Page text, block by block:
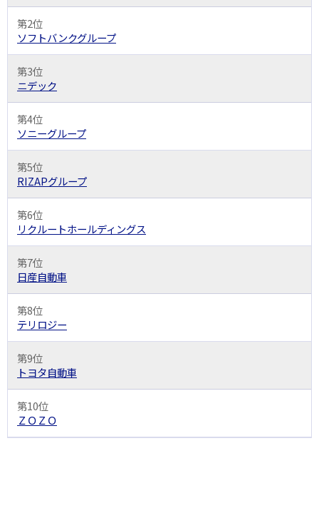
第2位
ソフトバンクグループ
第3位
ニデック
第4位
ソニーグループ
第5位
RIZAPグループ
第6位
リクルートホールディングス
第7位
日産自動車
第8位
テリロジー
第9位
トヨタ自動車
第10位
ＺＯＺＯ